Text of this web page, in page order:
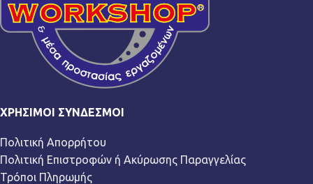
ΧΡΉΣΙΜΟΙ ΣΎΝΔΕΣΜΟΙ
Πολιτική Απορρήτου
Πολιτική Επιστροφών ή Ακύρωσης Παραγγελίας
Τρόποι Πληρωμής